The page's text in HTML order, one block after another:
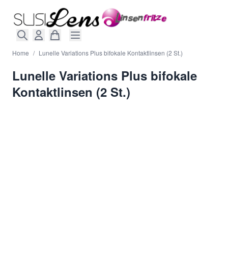
Home / Lunelle Variations Plus bifokale Kontaktlinsen (2 St.)
Lunelle Variations Plus bifokale
Kontaktlinsen (2 St.)